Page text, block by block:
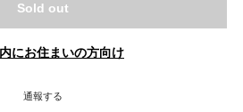
Sold out
にお住まいの方向け
通報する